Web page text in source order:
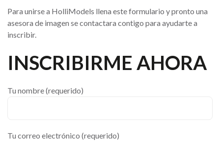
Para unirse a HolliModels llena este formulario y pronto una
asesora de imagen se contactara contigo para ayudarte a
inscribir.
INSCRIBIRME AHORA
Tu nombre (requerido)
Tu correo electrónico (requerido)